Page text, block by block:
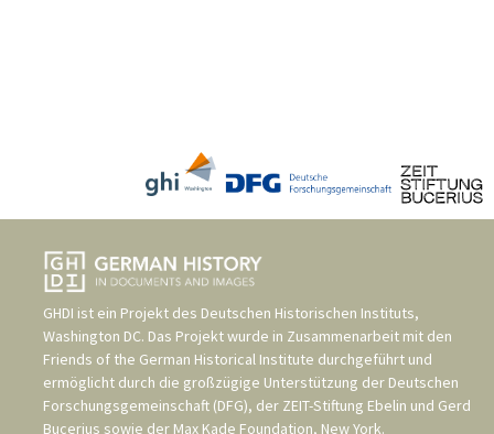
GHDI ist ein Projekt des Deutschen Historischen Instituts,
Washington DC. Das Projekt wurde in Zusammenarbeit mit den
Friends of the German Historical Institute durchgeführt und
ermöglicht durch die großzügige Unterstützung der Deutschen
Forschungsgemeinschaft (DFG), der ZEIT-Stiftung Ebelin und Gerd
Bucerius sowie der Max Kade Foundation, New York.